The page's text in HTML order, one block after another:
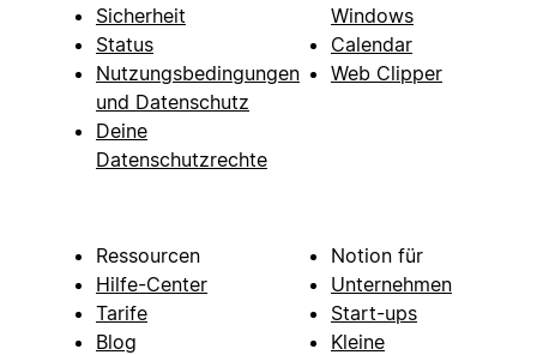
Sicherheit
Status
Nutzungsbedingungen
und Datenschutz
Deine
Datenschutzrechte
Windows
Calendar
Web Clipper
Ressourcen
Hilfe-Center
Tarife
Blog
Notion für
Unternehmen
Start-ups
Kleine